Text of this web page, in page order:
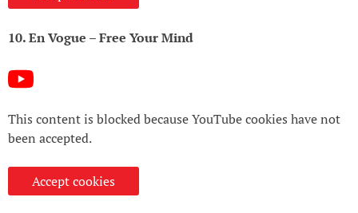
10. En Vogue – Free Your Mind
This content is blocked because YouTube cookies have not
been accepted.
Accept cookies